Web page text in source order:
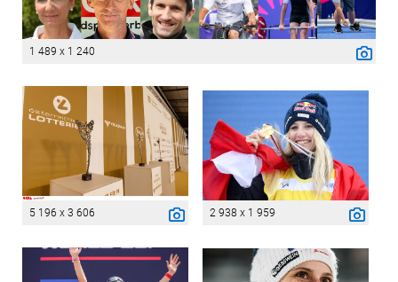
1 489 x 1 240
5 196 x 3 606 2 938 x 1 959